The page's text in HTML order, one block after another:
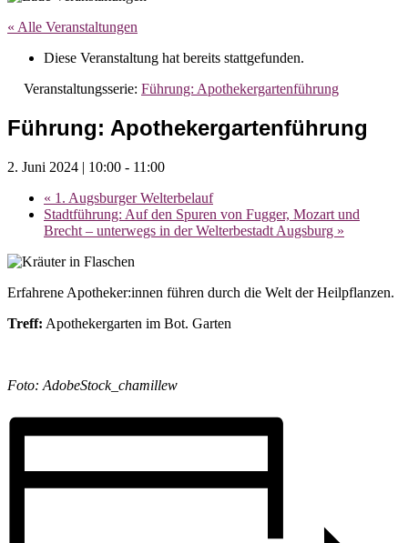
« Alle Veranstaltungen
Diese Veranstaltung hat bereits stattgefunden.
Veranstaltungsserie: Führung: Apothekergartenführung
Führung: Apothekergartenführung
2. Juni 2024 | 10:00 - 11:00
« 1. Augsburger Welterbelauf
Stadtführung: Auf den Spuren von Fugger, Mozart und
Brecht – unterwegs in der Welterbestadt Augsburg »
Erfahrene Apotheker:innen führen durch die Welt der Heilpflanzen.
Treff: Apothekergarten im Bot. Garten
Foto: AdobeStock_chamillew